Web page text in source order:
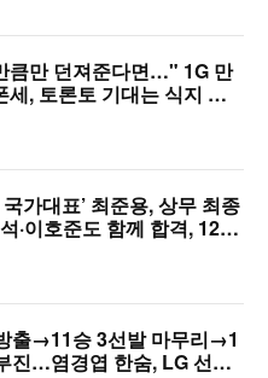
큼만 던져준다면…" 1G 만
세, 토론토 기대는 식지 않
국가대표’ 최준용, 상무 최종
·이호준도 함께 합격, 12월
출→11승 3선발 마무리→1
진…염경엽 한숨, LG 선발